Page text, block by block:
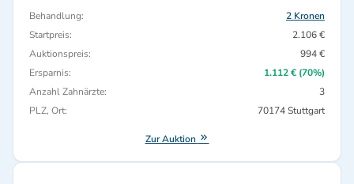
Behandlung:
2 Kronen
Startpreis:
2.106 €
Auktionspreis:
994 €
Ersparnis:
1.112 € (70%)
Anzahl Zahnärzte:
3
PLZ, Ort:
70174 Stuttgart
Zur Auktion